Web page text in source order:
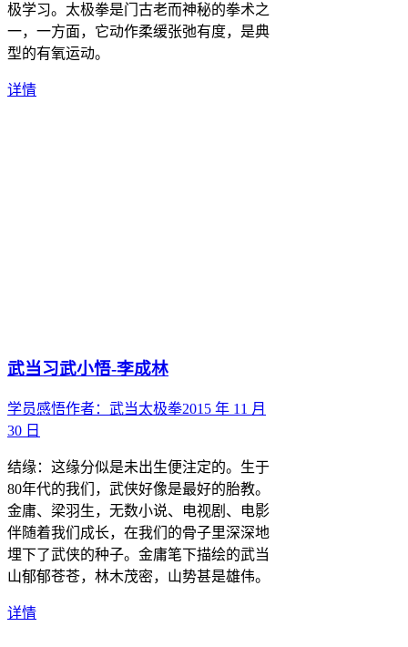
极学习。太极拳是门古老而神秘的拳术之
一，一方面，它动作柔缓张弛有度，是典
型的有氧运动。
详情
武当习武小悟-李成林
学员感悟作者： 武当太极拳2015 年 11 月
30 日
结缘：这缘分似是未出生便注定的。生于
80年代的我们，武侠好像是最好的胎教。
金庸、梁羽生，无数小说、电视剧、电影
伴随着我们成长，在我们的骨子里深深地
埋下了武侠的种子。金庸笔下描绘的武当
山郁郁苍苍，林木茂密，山势甚是雄伟。
详情